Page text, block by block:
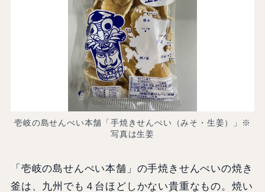
壱岐の島せんぺい本舗「手焼きせんぺい（みそ・生姜）」※
写真は生姜
「壱岐の島せんぺい本舗」の手焼きせんぺいの焼き
釜は、九州でも４台ほどしかない貴重なもの。焼い